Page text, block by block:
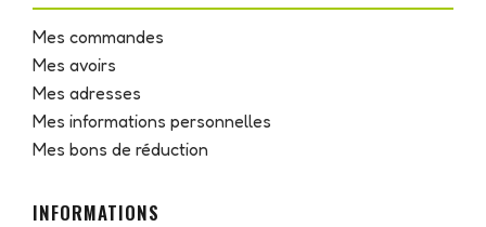
Mes commandes
Mes avoirs
Mes adresses
Mes informations personnelles
Mes bons de réduction
INFORMATIONS